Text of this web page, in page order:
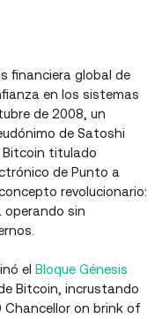
financiera global de
en los sistemas
de 2008, un
de Satoshi
Bitcoin titulado
de Punto a
revolucionario:
operando sin
el Bloque Génesis
Bitcoin, incrustando
Chancellor on brink of